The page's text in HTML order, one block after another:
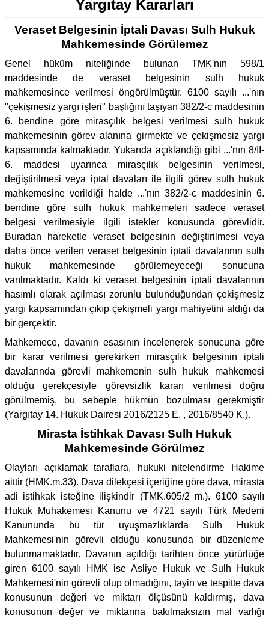
Yargıtay Kararları
Veraset Belgesinin İptali Davası Sulh Hukuk
Mahkemesinde Görülemez
Genel hüküm niteliğinde bulunan TMK'nın 598/1
maddesinde de veraset belgesinin sulh hukuk
mahkemesince verilmesi öngörülmüştür. 6100 sayılı ...'nın
"çekişmesiz yargı işleri" başlığını taşıyan 382/2-c maddesinin
6. bendine göre mirasçılık belgesi verilmesi sulh hukuk
mahkemesinin görev alanına girmekte ve çekişmesiz yargı
kapsamında kalmaktadır. Yukarıda açıklandığı gibi ...'nın 8/II-
6. maddesi uyarınca mirasçılık belgesinin verilmesi,
değiştirilmesi veya iptal davaları ile ilgili görev sulh hukuk
mahkemesine verildiği halde ...'nın 382/2-c maddesinin 6.
bendine göre sulh hukuk mahkemeleri sadece veraset
belgesi verilmesiyle ilgili istekler konusunda görevlidir.
Buradan hareketle veraset belgesinin değiştirilmesi veya
daha önce verilen veraset belgesinin iptali davalarının sulh
hukuk mahkemesinde görülemeyeceği sonucuna
varılmaktadır. Kaldı ki veraset belgesinin iptali davalarının
hasımlı olarak açılması zorunlu bulunduğundan çekişmesiz
yargı kapsamından çıkıp çekişmeli yargı mahiyetini aldığı da
bir gerçektir.
Mahkemece, davanın esasının incelenerek sonucuna göre
bir karar verilmesi gerekirken mirasçılık belgesinin iptali
davalarında görevli mahkemenin sulh hukuk mahkemesi
olduğu gerekçesiyle görevsizlik kararı verilmesi doğru
görülmemiş, bu sebeple hükmün bozulması gerekmiştir
(Yargıtay 14. Hukuk Dairesi 2016/2125 E. , 2016/8540 K.).
Mirasta İstihkak Davası Sulh Hukuk
Mahkemesinde Görülmez
Olayları açıklamak taraflara, hukuki nitelendirme Hakime
aittir (HMK.m.33). Dava dilekçesi içeriğine göre dava, mirasta
adi istihkak isteğine ilişkindir (TMK.605/2 m.). 6100 sayılı
Hukuk Muhakemesi Kanunu ve 4721 sayılı Türk Medeni
Kanununda bu tür uyuşmazlıklarda Sulh Hukuk
Mahkemesi'nin görevli olduğu konusunda bir düzenleme
bulunmamaktadır. Davanın açıldığı tarihten önce yürürlüğe
giren 6100 sayılı HMK ise Asliye Hukuk ve Sulh Hukuk
Mahkemesi'nin görevli olup olmadığını, tayin ve tespitte dava
konusunun değeri ve miktarı ölçüsünü kaldırmış, dava
konusunun değer ve miktarına bakılmaksızın mal varlığı